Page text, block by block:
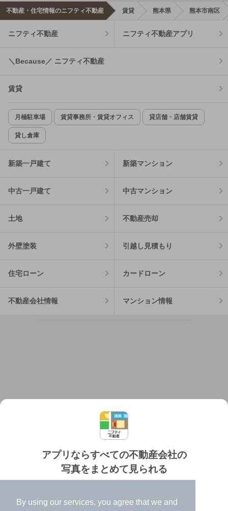
By using our services, you agree that we and
アプリならすべての不動産会社の
写真をまとめて見られる
✔️
高速表示で似た物件も見つけやすい
不動産・住宅情報のニフティ不動産 賃貸 熊本県 熊本市南区
ニフティ不動産 ニフティ不動産アプリ
＼Because／ ニフティ不動産
賃貸
月極駐車場 賃貸事務所・賃貸オフィス 貸店舗・店舗賃貸
貸し倉庫
新築一戸建て 新築マンション
中古一戸建て 中古マンション
土地 不動産売却
外壁塗装 引越し見積もり
住宅ローン カードローン
不動産会社情報 マンション情報
個人情報保護ポリシー 利用規約